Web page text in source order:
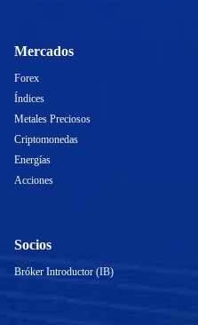
Mercados
Forex
Índices
Metales Preciosos
Criptomonedas
Energías
Acciones
Socios
Bróker Introductor (IB)